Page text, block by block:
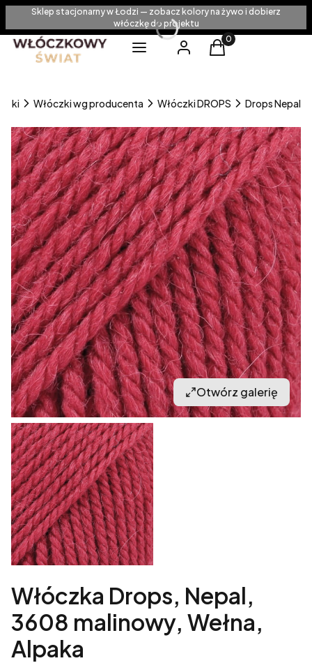
Sklep stacjonarny w Łodzi — zobacz kolory na żywo i dobierz
włóczkę do projektu
Menu
Zaloguj sięProdukty w
Koszyk
Włóczki wg producenta Włóczki DROPS Drops Nepal
Otwórz galerię
Włóczka Drops, Nepal,
3608 malinowy, Wełna,
Alpaka